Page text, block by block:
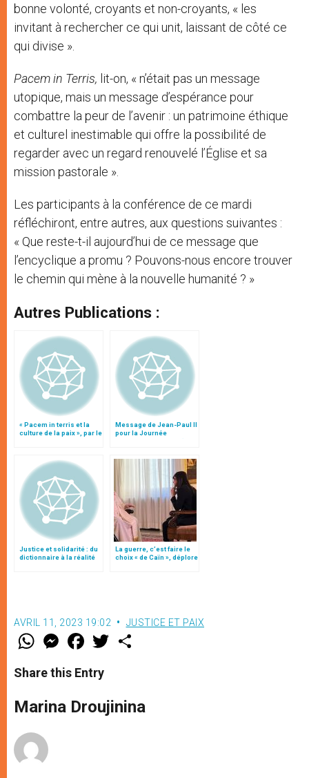
bonne volonté, croyants et non-croyants, « les
invitant à rechercher ce qui unit, laissant de côté ce
qui divise ».
Pacem in Terris, lit-on, « n’était pas un message
utopique, mais un message d’espérance pour
combattre la peur de l’avenir : un patrimoine éthique
et culturel inestimable qui offre la possibilité de
regarder avec un regard renouvelé l’Église et sa
mission pastorale ».
Les participants à la conférence de ce mardi
réfléchiront, entre autres, aux questions suivantes :
« Que reste-t-il aujourd’hui de ce message que
l’encyclique a promu ? Pouvons-nous encore trouver
le chemin qui mène à la nouvelle humanité ? »
Autres Publications :
« Pacem in terris et la
culture de la paix », par le
Message de Jean-Paul II
pour la Journée
Justice et solidarité : du
dictionnaire à la réalité
La guerre, c’est faire le
choix « de Caïn », déplore
AVRIL 11, 2023 19:02 JUSTICE ET PAIX
W
t
s
p
p
M
e
s
e
g
e
F
a
e
b
o
k
w
r
Share this Entry
Marina Droujinina